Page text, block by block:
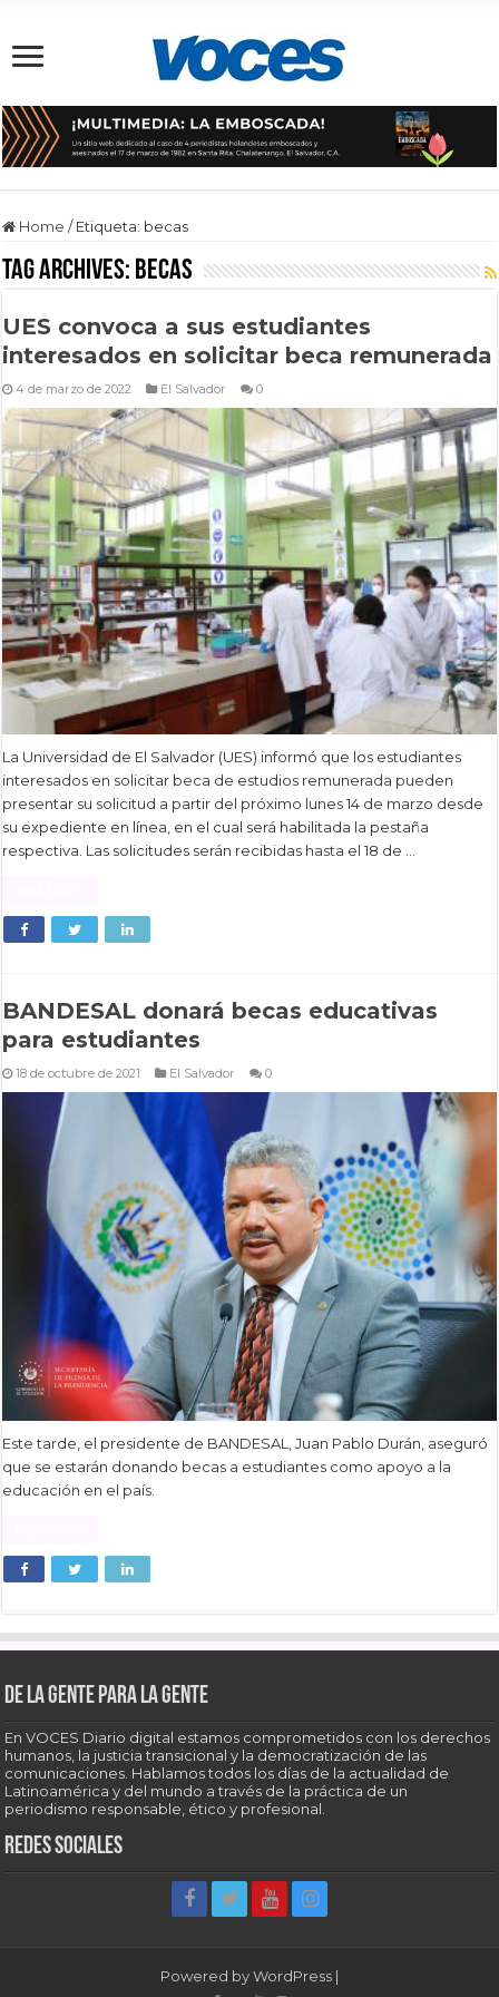
Home / Etiqueta: becas
Tag Archives: becas
UES convoca a sus estudiantes
interesados en solicitar beca remunerada
4 de marzo de 2022 El Salvador 0
La Universidad de El Salvador (UES) informó que los estudiantes
interesados en solicitar beca de estudios remunerada pueden
presentar su solicitud a partir del próximo lunes 14 de marzo desde
su expediente en línea, en el cual será habilitada la pestaña
respectiva. Las solicitudes serán recibidas hasta el 18 de …
BANDESAL donará becas educativas
para estudiantes
18 de octubre de 2021 El Salvador 0
Este tarde, el presidente de BANDESAL, Juan Pablo Durán, aseguró
que se estarán donando becas a estudiantes como apoyo a la
educación en el país.
De la gente para la gente
En VOCES Diario digital estamos comprometidos con los derechos
humanos, la justicia transicional y la democratización de las
comunicaciones. Hablamos todos los días de la actualidad de
Latinoamérica y del mundo a través de la práctica de un
periodismo responsable, ético y profesional.
Redes sociales
Powered byWordPress |